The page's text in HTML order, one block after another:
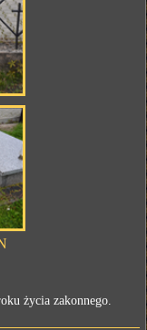
życia zakonnego.